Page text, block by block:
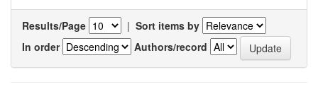
Results/Page | Sort items by
In order
Authors/record